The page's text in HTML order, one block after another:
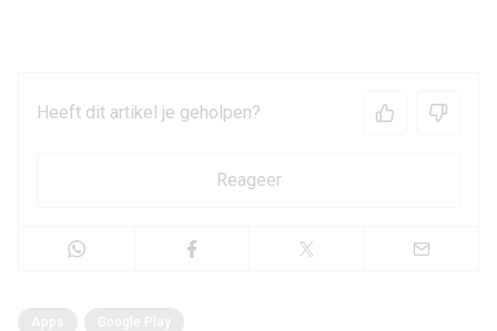
Heeft dit artikel je geholpen?
Reageer